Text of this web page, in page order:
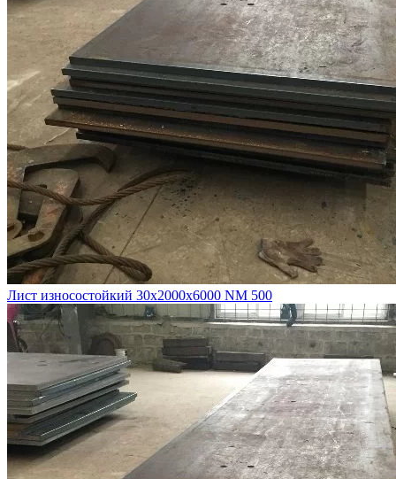
Лист износостойкий 30х2000х6000 NM 500